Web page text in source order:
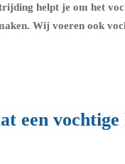
helpt je om het
Wij voeren ook
een